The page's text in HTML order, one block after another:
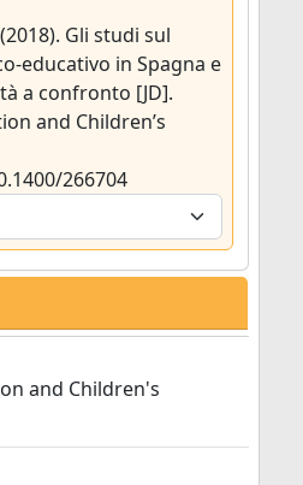
Gli studi sul
educativo in Spagna e
a confronto [JD].
and Children’s
266704
and Children's